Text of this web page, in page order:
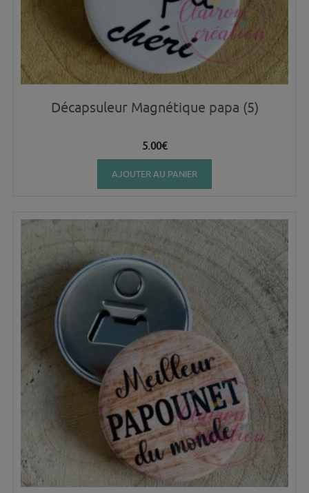
Décapsuleur Magnétique papa (5)
5.00€
AJOUTER AU PANIER